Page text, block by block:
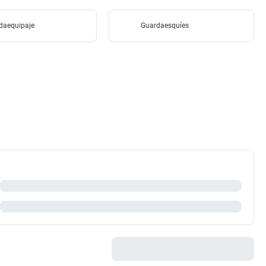
Guardaesquíes